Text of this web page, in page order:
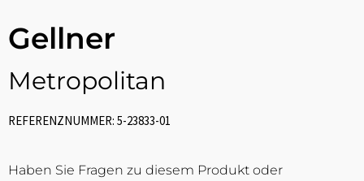
Gellner
Metropolitan
REFERENZNUMMER: 5-23833-01
Haben Sie Fragen zu diesem Produkt oder